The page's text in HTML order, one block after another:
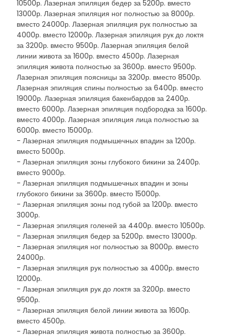
10500р. Лазерная эпиляция бедер за 5200р. вместо
13000р. Лазерная эпиляция ног полностью за 8000р.
вместо 24000р. Лазерная эпиляция рук полностью за
4000р. вместо 12000р. Лазерная эпиляция рук до локтя
за 3200р. вместо 9500р. Лазерная эпиляция белой
линии живота за 1600р. вместо 4500р. Лазерная
эпиляция живота полностью за 3600р. вместо 9500р.
Лазерная эпиляция поясницы за 3200р. вместо 8500р.
Лазерная эпиляция спины полностью за 6400р. вместо
19000р. Лазерная эпиляция бакенбардов за 2400р.
вместо 6000р. Лазерная эпиляция подбородка за 1600р.
вместо 4000р. Лазерная эпиляция лица полностью за
6000р. вместо 15000р.
- Лазерная эпиляция подмышечных впадин за 1200р.
вместо 5000р.
- Лазерная эпиляция зоны глубокого бикини за 2400р.
вместо 9000р.
- Лазерная эпиляция подмышечных впадин и зоны
глубокого бикини за 3600р. вместо 15000р.
- Лазерная эпиляция зоны под губой за 1200р. вместо
3000р.
- Лазерная эпиляция голеней за 4400р. вместо 10500р.
- Лазерная эпиляция бедер за 5200р. вместо 13000р.
- Лазерная эпиляция ног полностью за 8000р. вместо
24000р.
- Лазерная эпиляция рук полностью за 4000р. вместо
12000р.
- Лазерная эпиляция рук до локтя за 3200р. вместо
9500р.
- Лазерная эпиляция белой линии живота за 1600р.
вместо 4500р.
- Лазерная эпиляция живота полностью за 3600р.